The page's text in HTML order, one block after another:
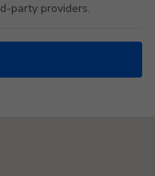
party providers.